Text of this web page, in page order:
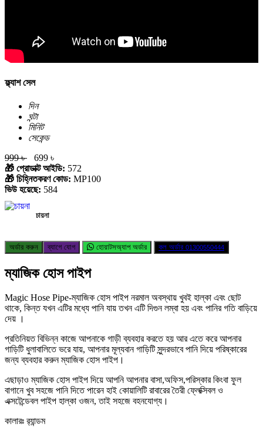
ফ্ল্যাশ সেল
দিন
ঘন্টা
মিনিট
সেকেন্ড
999 ৳
699 ৳
🎁 প্রোডাক্ট আইডি: 572
🎁 চিহ্নিতকরণ কোড: MP100
ভিউ হয়েছে: 584
চায়না
অর্ডার করুন ব্যাগে যোগ হোয়াটসঅ্যাপ অর্ডার কল অর্ডার 01300550444
ম্যাজিক হোস পাইপ
Magic Hose Pipe-ম্যাজিক হোস পাইপ নরমাল অবস্থায় খুবই হাল্কা এবং ছোট
থাকে, কিন্ত যখন এটির মধ্যে পানি যায় তখন এটি দিগুন লম্বা হয় এবং পানির গতি বাড়িয়ে
দেয় ।
প্রতিনিয়ত বিভিন্ন কাজে আপনাকে গাড়ী ব্যবহার করতে হয় আর এতে করে আপনার
গাড়িটি ধুলাবালিতে ভরে যায়, আপনার মূল্যবান গাড়িটি সুন্দরভাবে পানি দিয়ে পরিষ্কারের
জন্য ব্যবহার করুন ম্যাজিক হোস পাইপ।
এছাড়াও ম্যাজিক হোস পাইপ দিয়ে আপনি আপনার বাসা,অফিস,পরিস্কার কিংবা ফুল
বাগানে খুব সহজে পানি দিতে পারেন হাই কোয়ালিটি রাবারের তৈরী ফ্লেক্সিবল ও
এক্সটেন্ডেবল পাইপ হাল্কা ওজন, তাই সহজে বহনযোগ্য।
কালারঃ র‌্যান্ডম